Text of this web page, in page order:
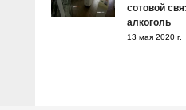
сотовой
алкоголь
13 мая 2020 г.